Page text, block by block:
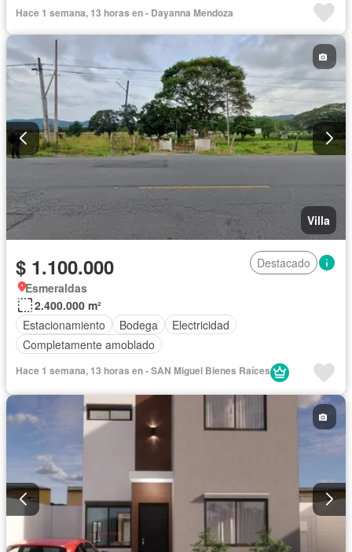
Hace 1 semana, 13 horas en - Dayanna Mendoza
Villa
$ 1.100.000
Destacado
Esmeraldas
2.400.000 m²
Estacionamiento
Bodega
Electricidad
Completamente amoblado
Hace 1 semana, 13 horas en - SAN Miguel Bienes Raíces